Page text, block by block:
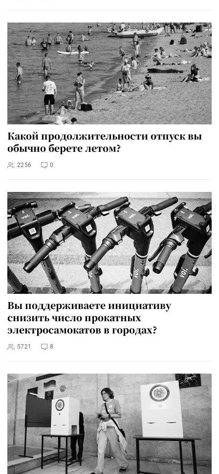
Какой продолжительности отпуск вы
обычно берете летом?
2256 0
Вы поддерживаете инициативу
снизить число прокатных
электросамокатов в городах?
5721 8